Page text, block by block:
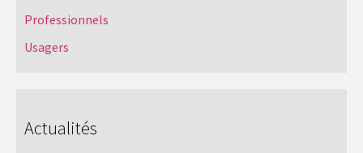
Professionnels
Usagers
Actualités